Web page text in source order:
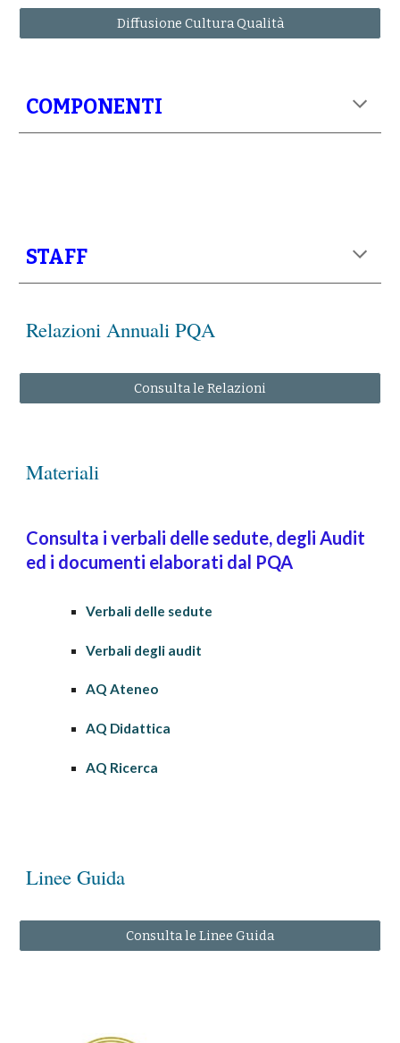
Diffusione Cultura Qualità
COMPONENTI
STAFF
Relazioni Annuali PQA
Consulta le Relazioni
Materiali
Consulta i verbali delle sedute, degli Audit
ed i documenti elaborati dal PQA
Verbali delle sedute
Verbali degli audit
AQ Ateneo
AQ Didattica
AQ Ricerca
Linee Guida
Consulta le Linee Guida